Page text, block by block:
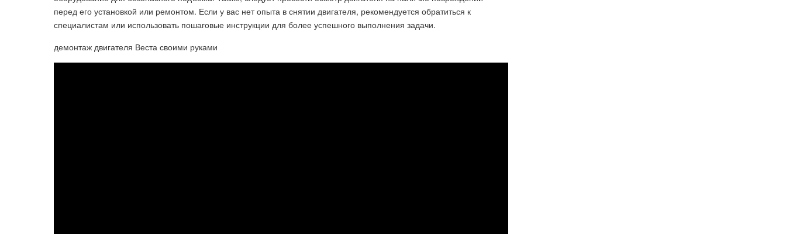
перед его установкой или ремонтом. Если у вас нет опыта в снятии двигателя, рекомендуется обратиться к
специалистам или использовать пошаговые инструкции для более успешного выполнения задачи.
демонтаж двигателя Веста своими руками